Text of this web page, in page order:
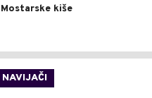
Mostarske kiše
NAVIJAČI